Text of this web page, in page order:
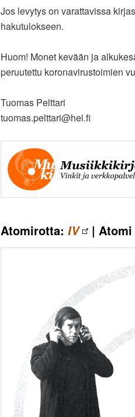
Jos levytys on varattavissa
hakutulokseen.
Huom! Monet kevään ja
peruutettu koronavirustoimien
Tuomas Pelttari
tuomas.pelttari@hel.fi
Atomirotta: IV | Atomi